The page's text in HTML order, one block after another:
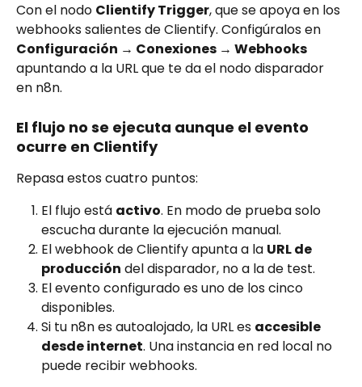
Con el nodo Clientify Trigger, que se apoya en los
webhooks salientes de Clientify. Configúralos en
Configuración → Conexiones → Webhooks
apuntando a la URL que te da el nodo disparador
en n8n.
El flujo no se ejecuta aunque el evento
ocurre en Clientify
Repasa estos cuatro puntos:
El flujo está activo. En modo de prueba solo
escucha durante la ejecución manual.
El webhook de Clientify apunta a la URL de
producción del disparador, no a la de test.
El evento configurado es uno de los cinco
disponibles.
Si tu n8n es autoalojado, la URL es accesible
desde internet. Una instancia en red local no
puede recibir webhooks.